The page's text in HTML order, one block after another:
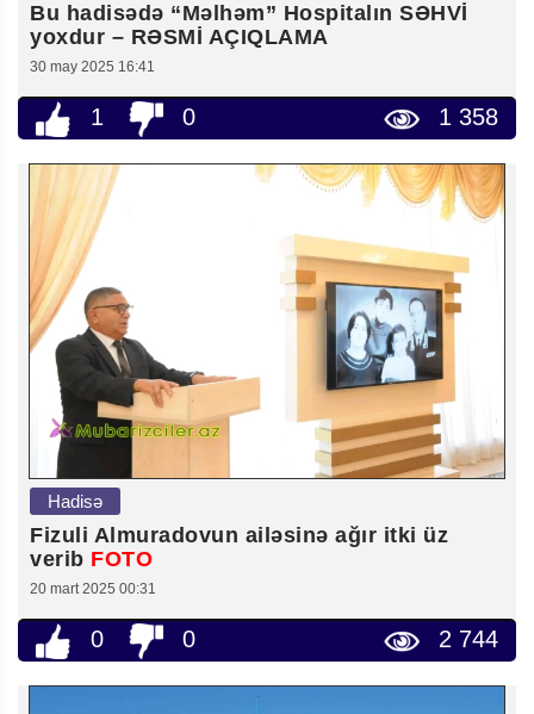
Bu hadisədə “Məlhəm” Hospitalın SƏHVİ
yoxdur – RƏSMİ AÇIQLAMA
30 may 2025 16:41
1 0 1 358
Hadisə
Fizuli Almuradovun ailəsinə ağır itki üz
verib FOTO
20 mart 2025 00:31
0 0 2 744